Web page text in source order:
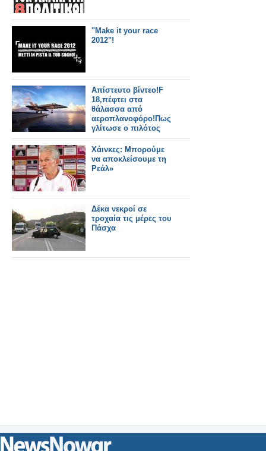
"Make it your race
2012"!
Απίστευτο βίντεο!F
18,πέφτει στα
θάλασσα από
αεροπλανοφόρο!Πως
γλίτωσε ο πιλότος
Χάινκες: Μπορούμε
να αποκλείσουμε τη
Ρεάλ»
Δέκα νεκροί σε
τροχαία τις μέρες του
Πάσχα